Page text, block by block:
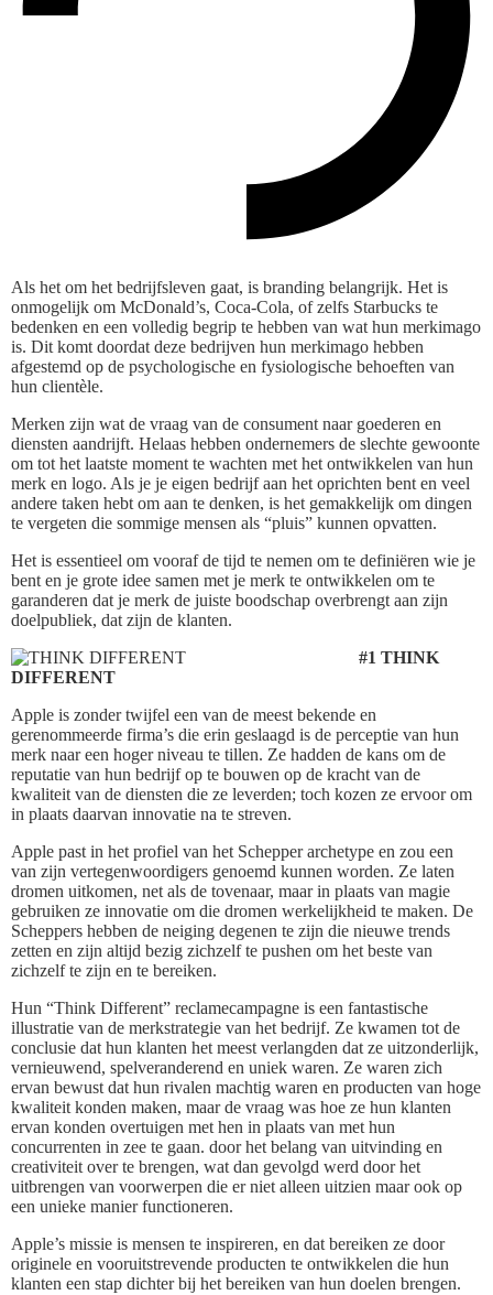
Als het om het bedrijfsleven gaat, is branding belangrijk. Het is
onmogelijk om McDonald’s, Coca-Cola, of zelfs Starbucks te
bedenken en een volledig begrip te hebben van wat hun merkimago
is. Dit komt doordat deze bedrijven hun merkimago hebben
afgestemd op de psychologische en fysiologische behoeften van
hun clientèle.
Merken zijn wat de vraag van de consument naar goederen en
diensten aandrijft. Helaas hebben ondernemers de slechte gewoonte
om tot het laatste moment te wachten met het ontwikkelen van hun
merk en logo. Als je je eigen bedrijf aan het oprichten bent en veel
andere taken hebt om aan te denken, is het gemakkelijk om dingen
te vergeten die sommige mensen als “pluis” kunnen opvatten.
Het is essentieel om vooraf de tijd te nemen om te definiëren wie je
bent en je grote idee samen met je merk te ontwikkelen om te
garanderen dat je merk de juiste boodschap overbrengt aan zijn
doelpubliek, dat zijn de klanten.
#1 THINK
DIFFERENT
Apple is zonder twijfel een van de meest bekende en
gerenommeerde firma’s die erin geslaagd is de perceptie van hun
merk naar een hoger niveau te tillen. Ze hadden de kans om de
reputatie van hun bedrijf op te bouwen op de kracht van de
kwaliteit van de diensten die ze leverden; toch kozen ze ervoor om
in plaats daarvan innovatie na te streven.
Apple past in het profiel van het Schepper archetype en zou een
van zijn vertegenwoordigers genoemd kunnen worden. Ze laten
dromen uitkomen, net als de tovenaar, maar in plaats van magie
gebruiken ze innovatie om die dromen werkelijkheid te maken. De
Scheppers hebben de neiging degenen te zijn die nieuwe trends
zetten en zijn altijd bezig zichzelf te pushen om het beste van
zichzelf te zijn en te bereiken.
Hun “Think Different” reclamecampagne is een fantastische
illustratie van de merkstrategie van het bedrijf. Ze kwamen tot de
conclusie dat hun klanten het meest verlangden dat ze uitzonderlijk,
vernieuwend, spelveranderend en uniek waren. Ze waren zich
ervan bewust dat hun rivalen machtig waren en producten van hoge
kwaliteit konden maken, maar de vraag was hoe ze hun klanten
ervan konden overtuigen met hen in plaats van met hun
concurrenten in zee te gaan. door het belang van uitvinding en
creativiteit over te brengen, wat dan gevolgd werd door het
uitbrengen van voorwerpen die er niet alleen uitzien maar ook op
een unieke manier functioneren.
Apple’s missie is mensen te inspireren, en dat bereiken ze door
originele en vooruitstrevende producten te ontwikkelen die hun
klanten een stap dichter bij het bereiken van hun doelen brengen.